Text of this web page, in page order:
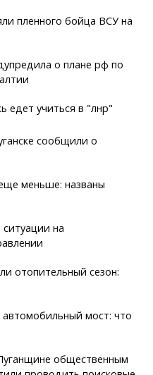
пленного бойца ВСУ на
о плане рф по
едет учиться в "лнр"
сообщили о
меньше: названы
на
отопительный сезон:
автомобильный мост: что
общественным